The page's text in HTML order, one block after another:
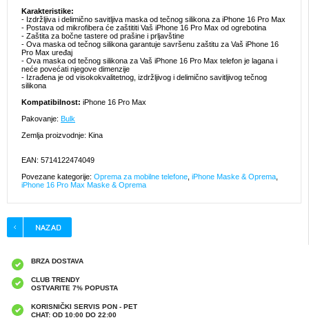
Karakteristike:
- Izdržljiva i delimično savitljiva maska od tečnog silikona za iPhone 16 Pro Max
- Postava od mikrofibera će zaštititi Vaš iPhone 16 Pro Max od ogrebotina
- Zaštita za bočne tastere od prašine i prljavštine
- Ova maska od tečnog silikona garantuje savršenu zaštitu za Vaš iPhone 16
Pro Max uređaj
- Ova maska od tečnog silikona za Vaš iPhone 16 Pro Max telefon je lagana i
neće povećati njegove dimenzije
- Izrađena je od visokokvalitetnog, izdržljivog i delimično savitljivog tečnog
silikona
Kompatibilnost: iPhone 16 Pro Max
Pakovanje: Bulk
Zemlja proizvodnje: Kina
EAN: 5714122474049
Povezane kategorije: Oprema za mobilne telefone iPhone Maske & Oprema
iPhone 16 Pro Max Maske & Oprema
BRZA DOSTAVA
CLUB TRENDY
OSTVARITE 7% POPUSTA
KORISNIČKI SERVIS PON - PET
CHAT: OD 10:00 DO 22:00